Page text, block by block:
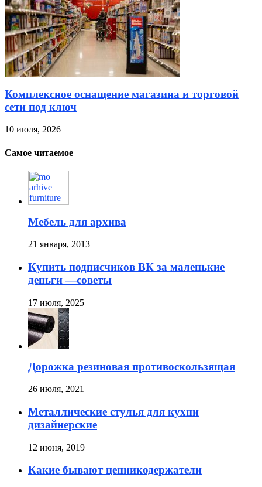
Комплексное оснащение магазина и торговой
сети под ключ
10 июля, 2026
Самое читаемое
Мебель для архива
21 января, 2013
Купить подписчиков ВК за маленькие
деньги —советы
17 июля, 2025
Дорожка резиновая противоскользящая
26 июля, 2021
Металлические стулья для кухни
дизайнерские
12 июня, 2019
Какие бывают ценникодержатели